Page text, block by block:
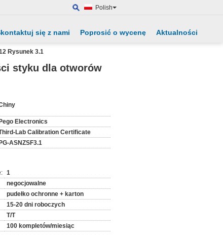
Polish
się z nami Poprosić o wycenę Aktualności
Rysunek 3.1
styku dla otworów
Pego Electronics
Lab Calibration Certificate
PG-ASNZSF3.1
1
negocjowalne
pudełko ochronne + karton
15-20 dni roboczych
T/T
100 kompletów/miesiąc